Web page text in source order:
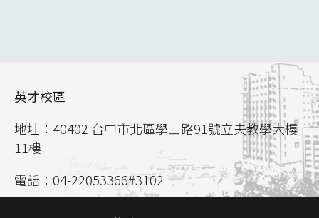
英才校區
地址：40402 台中市北區學士路91號立夫教學大樓
11樓
電話：04-22053366#3102